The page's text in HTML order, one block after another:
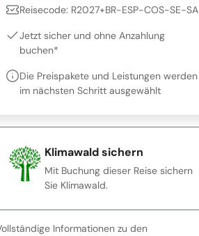
Reisecode: R2027+BR-ESP-COS-SE-SA
Jetzt sicher und ohne Anzahlung
buchen*
Die Preispakete und Leistungen werden
im nächsten Schritt ausgewählt
Klimawald sichern
Mit Buchung dieser Reise sichern
Sie Klimawald.
Informationen zu den